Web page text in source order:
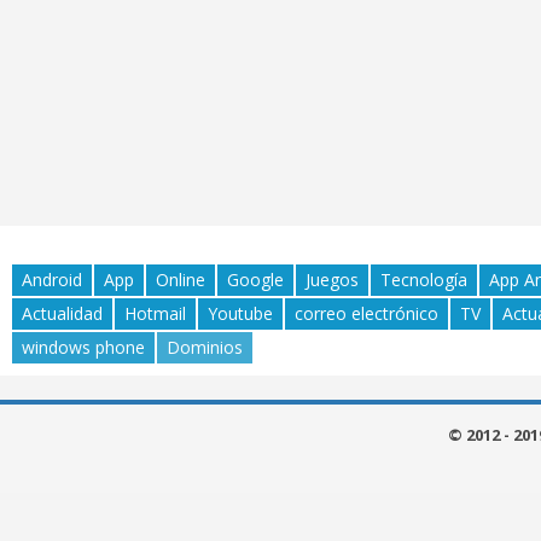
Android App Online Google Juegos Tecnología
App
Actualidad
Hotmail Youtube correo electrónico TV
windows phone
Dominios
© 2012 -